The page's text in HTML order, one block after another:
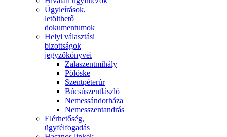
Ügyleírások,
letölthető
dokumentumok
Helyi választási
bizottságok
jegyzőkönyvei
Zalaszentmihály
Pölöske
Szentpéterúr
Búcsúszentlászló
Nemessándorháza
Nemesszentandrás
Elérhetőség,
ügyfélfogadás